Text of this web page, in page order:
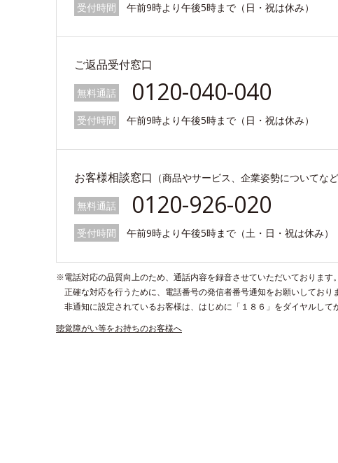
受付時間 午前9時より午後5時まで（日・祝は休み）
ご返品受付窓口
無料通話 0120-040-040
受付時間 午前9時より午後5時まで（日・祝は休み）
お客様相談窓口 （商品やサービス、企業姿勢についてなど
無料通話 0120-926-020
受付時間 午前9時より午後5時まで（土・日・祝は休み）
※電話対応の品質向上のため、通話内容を録音させていただいております。
正確な対応を行うために、電話番号の発信者番号通知をお願いしており
非通知に設定されているお客様は、はじめに「１８６」をダイヤルして
聴覚障がい等をお持ちのお客様へ